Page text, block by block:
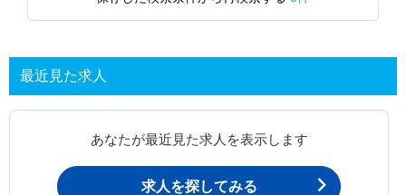
最近見た求人
あなたが最近見た求人を表示します
求人を探してみる